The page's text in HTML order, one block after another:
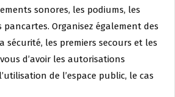
sonores, les podiums, les
Organisez également des
sécurité, les premiers secours et les
d’avoir les autorisations
de l’espace public, le cas